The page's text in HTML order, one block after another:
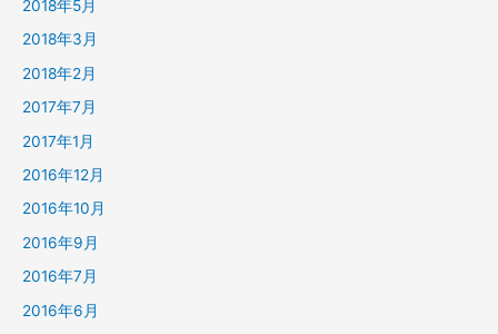
2018年5月
2018年3月
2018年2月
2017年7月
2017年1月
2016年12月
2016年10月
2016年9月
2016年7月
2016年6月